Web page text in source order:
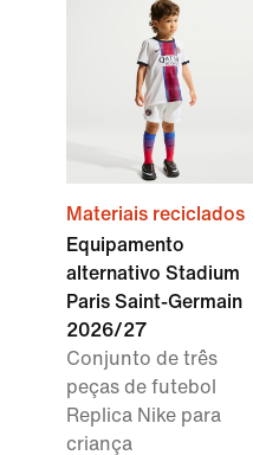
Materiais reciclados
Equipamento
alternativo Stadium
Paris Saint-Germain
2026/27
Conjunto de três
peças de futebol
Replica Nike para
criança